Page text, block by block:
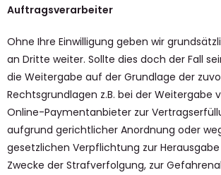
Auftragsverarbeiter
Ohne Ihre Einwilligung geben wir
an Dritte weiter. Sollte dies doch der Fall
die Weitergabe auf der Grundlage der
Rechtsgrundlagen z.B. bei der Weitergabe
Online-Paymentanbieter zur
aufgrund gerichtlicher Anordnung oder
gesetzlichen Verpflichtung zur
Zwecke der Strafverfolgung, zur